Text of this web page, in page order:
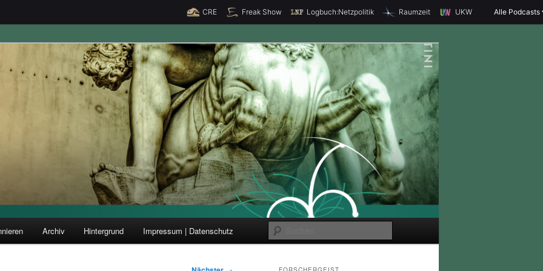
CRE Freak Show Logbuch:Netzpolitik Raumzeit UKW Alle Podcasts
und Forschung
u
Archiv Hintergrund Impressum | Datenschutz